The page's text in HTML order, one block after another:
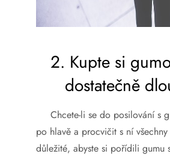
2. Kupte si
dostatečně
Chcete-li se do posilování s
po hlavě a procvičit s ní
důležité, abyste si pořídili gumu